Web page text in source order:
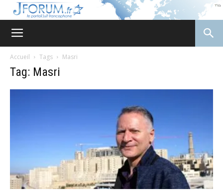
Accueil Tags Masri
Tag: Masri